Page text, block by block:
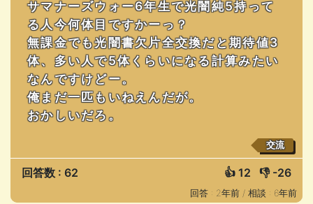
サマナーズウォー6年生で光闇純5持って
る人今何体目ですかーっ？
無課金でも光闇書欠片全交換だと期待値3
体、多い人で5体くらいになる計算みたい
なんですけどー。
俺まだ一匹もいねえんだが。
おかしいだろ。
交流
回答数 : 62 👍 12 👎 -26
回答 : 2年前 / 相談 : 6年前